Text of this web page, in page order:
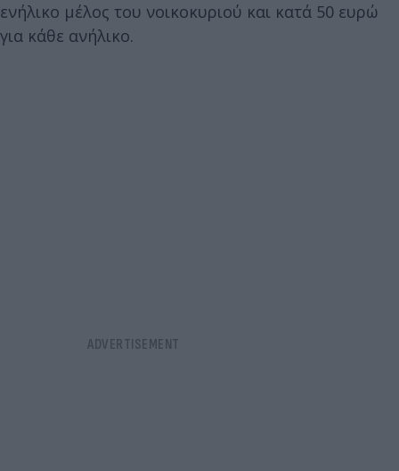
ενήλικο μέλος του νοικοκυριού και κατά 50 ευρώ
για κάθε ανήλικο.